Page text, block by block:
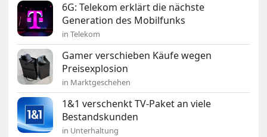
6G: Telekom erklärt die nächste
Generation des Mobilfunks
in Telekom
Gamer verschieben Käufe wegen
Preisexplosion
in Marktgeschehen
1&1 verschenkt TV-Paket an viele
Bestandskunden
in Unterhaltung